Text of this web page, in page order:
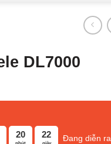
DL7000
20 21 Đang diễn ra